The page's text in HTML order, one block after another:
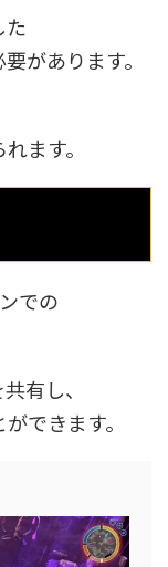
た
があります。
ます。
での
有し、
できます。